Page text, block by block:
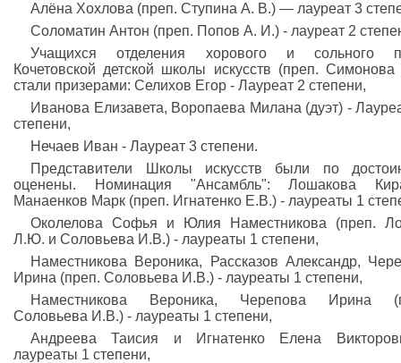
Алёна Хохлова (преп. Ступина А. В.) — лауреат 3
Соломатин Антон (преп. Попов А. И.) - лауреат 2
Учащихся отделения хорового и сольного
Кочетовской детской школы искусств (преп.
стали призерами: Селихов Егор - Лауреат 2 степени,
Иванова Елизавета, Воропаева Милана (дуэт) -
степени,
Нечаев Иван - Лауреат 3 степени.
Представители Школы искусств были по
оценены. Номинация "Ансамбль": Лошакова
Манаенков Марк (преп. Игнатенко Е.В.) - лауреаты 1
Околелова Софья и Юлия Наместникова (преп.
Л.Ю. и Соловьева И.В.) - лауреаты 1 степени,
Наместникова Вероника, Рассказов Александр,
Ирина (преп. Соловьева И.В.) - лауреаты 1 степени,
Наместникова Вероника, Черепова Ирина
Соловьева И.В.) - лауреаты 1 степени,
Андреева Таисия и Игнатенко Елена
лауреаты 1 степени,